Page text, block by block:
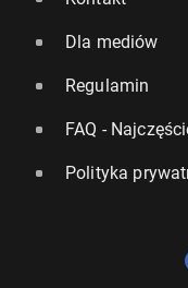
Dla mediów
Regulamin
FAQ -
Polityka